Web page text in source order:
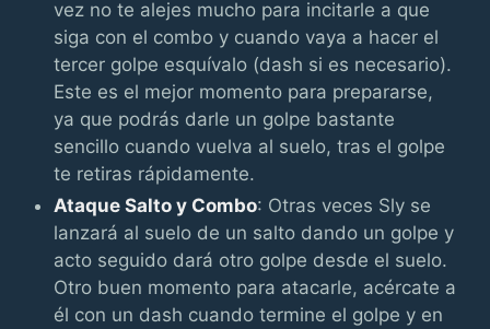
vez no te alejes mucho para incitarle a que
siga con el combo y cuando vaya a hacer el
tercer golpe esquívalo (dash si es necesario).
Este es el mejor momento para prepararse,
ya que podrás darle un golpe bastante
sencillo cuando vuelva al suelo, tras el golpe
te retiras rápidamente.
Ataque Salto y Combo: Otras veces Sly se
lanzará al suelo de un salto dando un golpe y
acto seguido dará otro golpe desde el suelo.
Otro buen momento para atacarle, acércate a
él con un dash cuando termine el golpe y en